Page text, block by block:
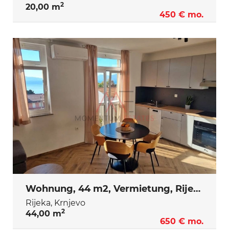
20,00 m2
450 € mo.
Wohnung, 44 m2, Vermietung, Rijeka - Krnjevo
Rijeka, Krnjevo
44,00 m2
650 € mo.